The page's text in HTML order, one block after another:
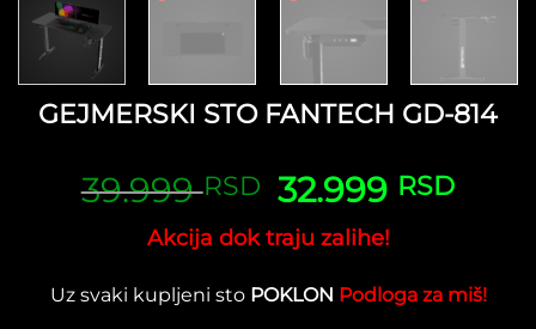
GEJMERSKI STO FANTECH GD-814
39.999RSD
Originalna
cena
je
39.999 RSD.
32.999 RSD
Akcija dok traju zalihe!
Uz svaki kupljeni sto POKLON Podloga za miš!